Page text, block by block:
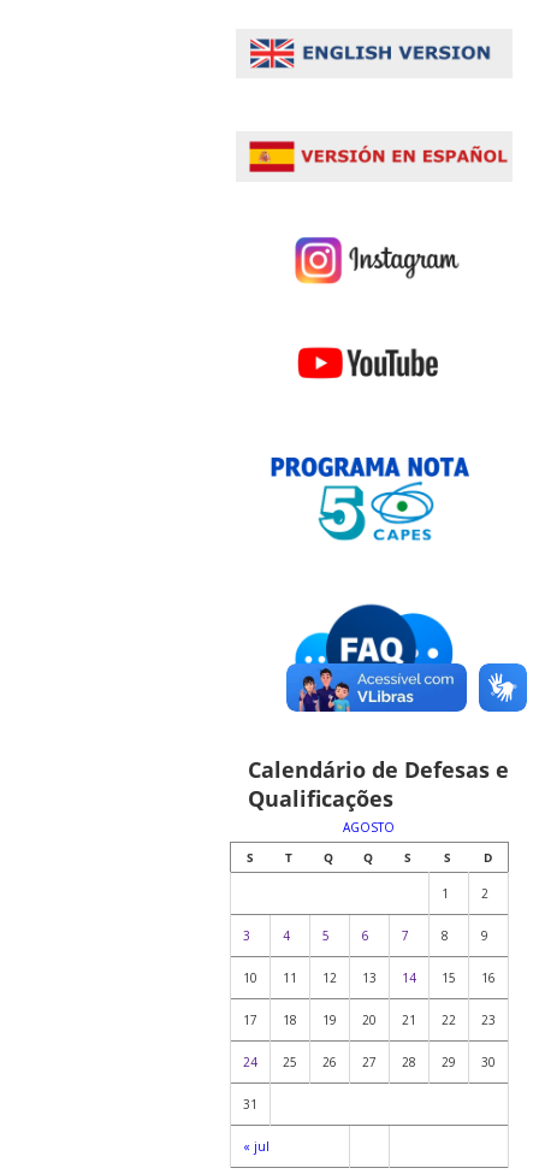
Calendário de Defesas e
Qualificações
AGOSTO
S
T Q Q S S D
« jul
1 2
3 4 5 6 7 8 9
10 11 12 13 14 15 16
17 18 19 20 21 22 23
24 25 26 27 28 29 30
31